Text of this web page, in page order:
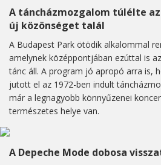
A táncházmozgalom túlélte
új közönséget talál
A Budapest Park ötödik alkalommal
amelynek középpontjában ezúttal is
tánc áll. A program jó apropó arra is,
jutott el az 1972-ben indult
már a legnagyobb könnyűzenei
természetes helye van.
A Depeche Mode dobosa